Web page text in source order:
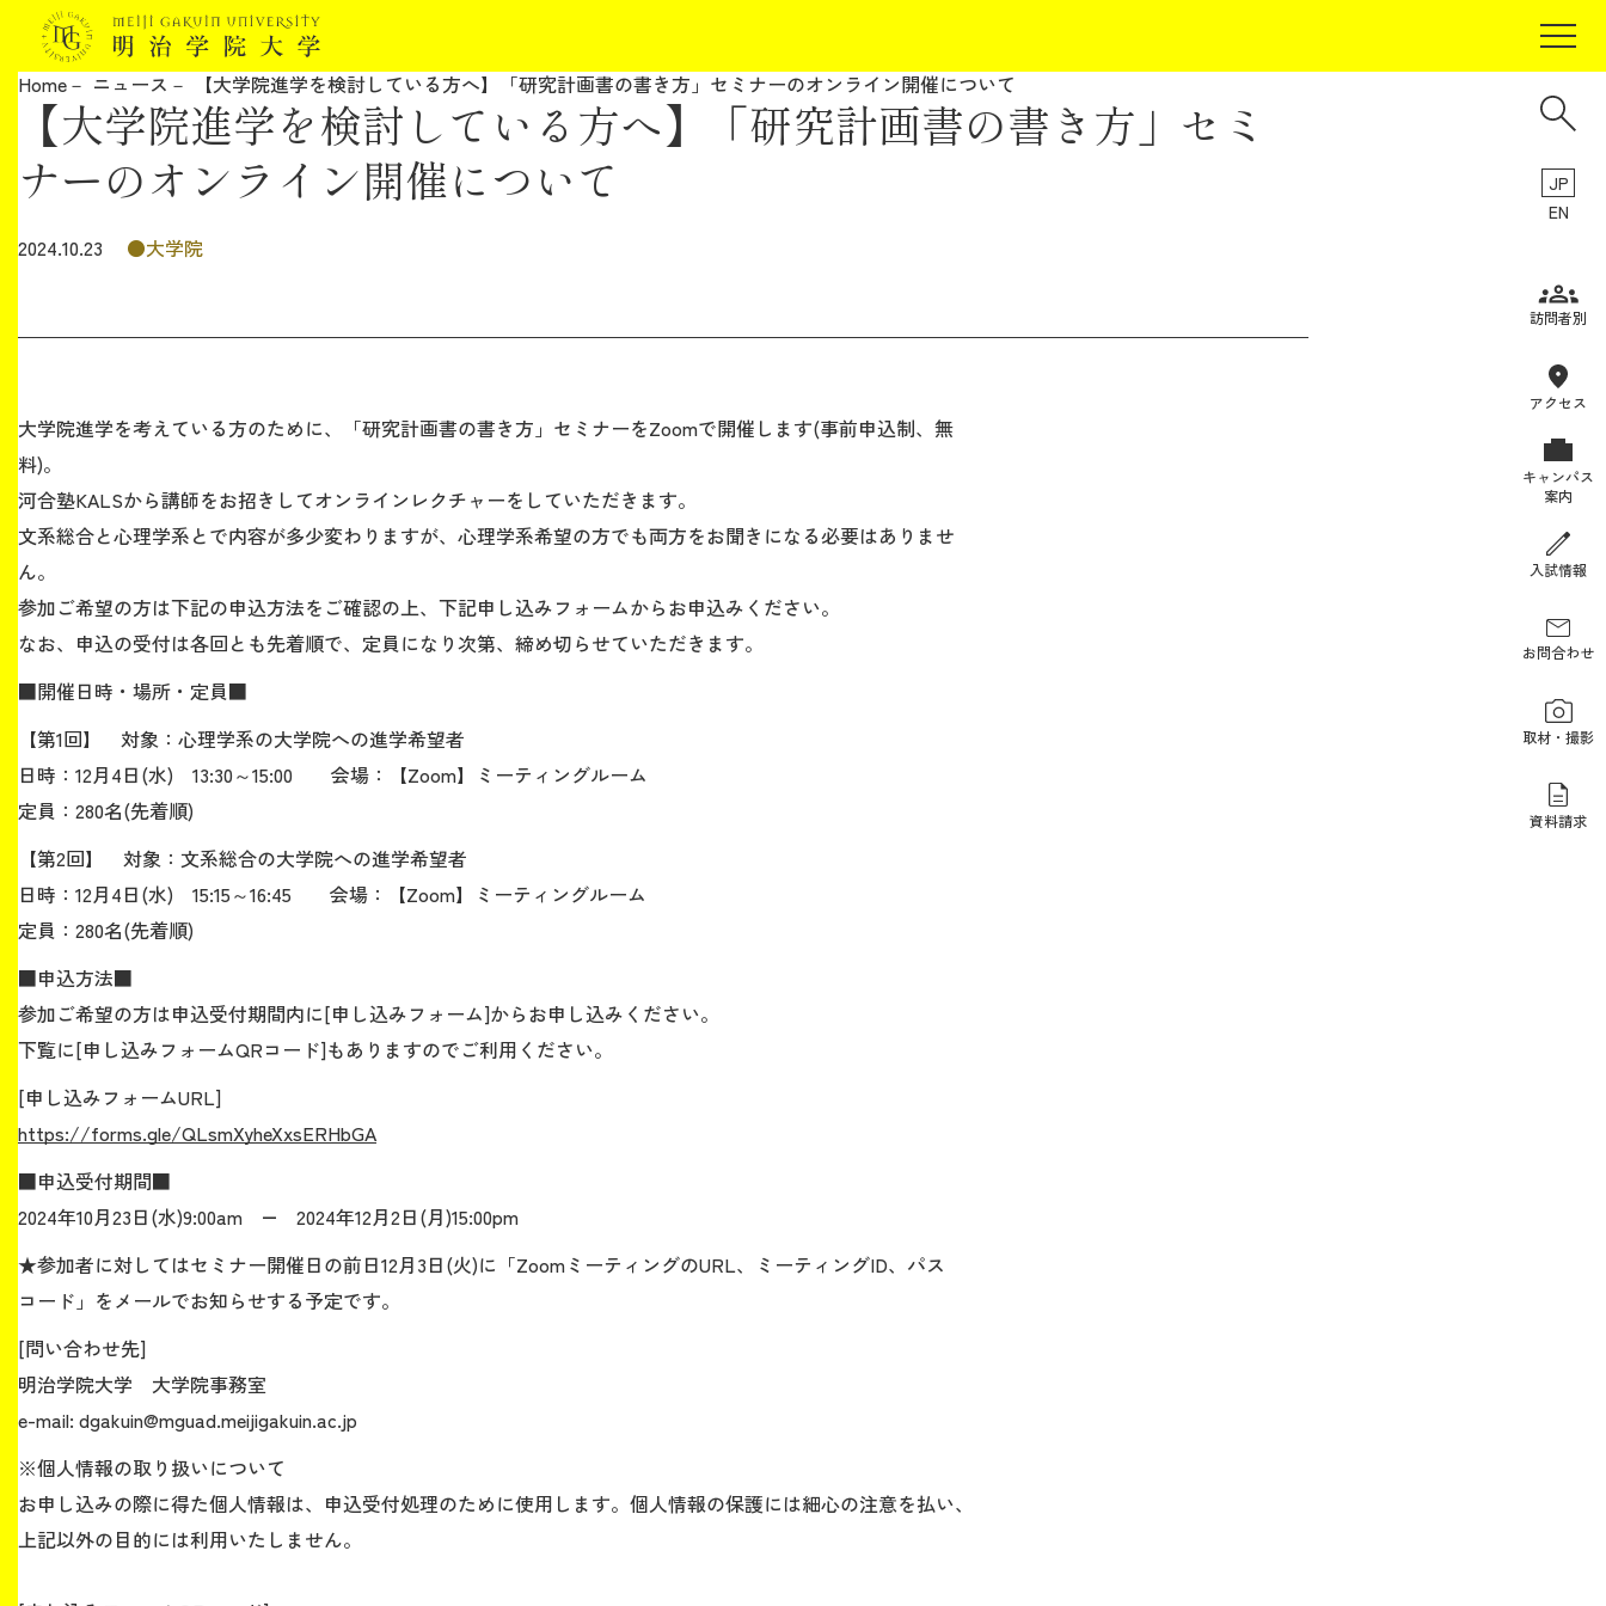
JP
EN
訪問者別
アクセス
キャンパス
案内
入試情報
お問合わせ
取材・撮影
資料請求
明治学院大学について
教育
研究
キャリア
ボランティア
生涯学習・社会連携
入試情報サイト
2026年9月入学者向け 新入生サイト
MGグッズ オンラインショップ
（外部サイト）
Home ニュース 【大学院進学を検討している方へ】「研究計画書の書き方」セミナーのオンライン開催について
【大学院進学を検討している方へ】「研究計画書の書き方」セミ
ナーのオンライン開催について
2024.10.23 大学院
大学院進学を考えている方のために、「研究計画書の書き方」セミナーをZoomで開催します(事前申込制、無
料)。
河合塾KALSから講師をお招きしてオンラインレクチャーをしていただきます。
文系総合と心理学系とで内容が多少変わりますが、心理学系希望の方でも両方をお聞きになる必要はありませ
ん。
参加ご希望の方は下記の申込方法をご確認の上、下記申し込みフォームからお申込みください。
なお、申込の受付は各回とも先着順で、定員になり次第、締め切らせていただきます。
■開催日時・場所・定員■
【第1回】 対象：心理学系の大学院への進学希望者
日時：12月4日(水) 13:30～15:00 会場：【Zoom】ミーティングルーム
定員：280名(先着順)
【第2回】 対象：文系総合の大学院への進学希望者
日時：12月4日(水) 15:15～16:45 会場：【Zoom】ミーティングルーム
定員：280名(先着順)
■申込方法■
参加ご希望の方は申込受付期間内に[申し込みフォーム]からお申し込みください。
下覧に[申し込みフォームQRコード]もありますのでご利用ください。
[申し込みフォームURL]
https://forms.gle/QLsmXyheXxsERHbGA
■申込受付期間■
2024年10月23日(水)9:00am ― 2024年12月2日(月)15:00pm
★参加者に対してはセミナー開催日の前日12月3日(火)に「ZoomミーティングのURL、ミーティングID、パス
コード」をメールでお知らせする予定です。
[問い合わせ先]
明治学院大学 大学院事務室
e-mail: dgakuin@mguad.meijigakuin.ac.jp
※個人情報の取り扱いについて
お申し込みの際に得た個人情報は、申込受付処理のために使用します。個人情報の保護には細心の注意を払い、
上記以外の目的には利用いたしません。